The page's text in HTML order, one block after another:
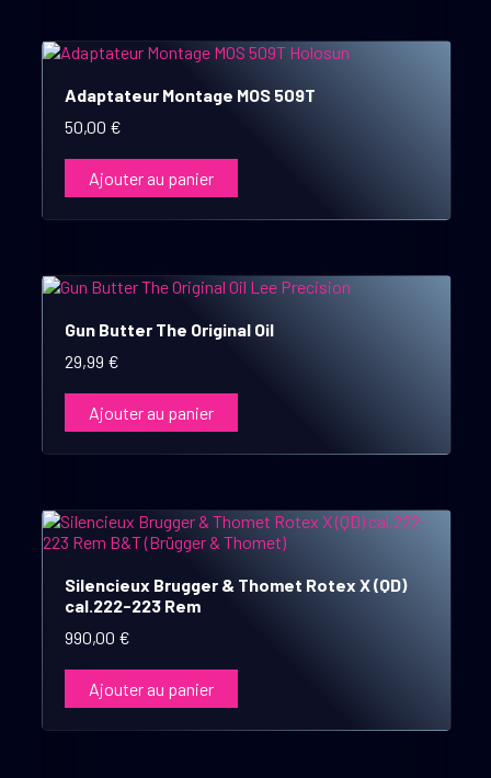
Adaptateur Montage MOS 509T
50,00 €
Ajouter au panier
Gun Butter The Original Oil
29,99 €
Ajouter au panier
Silencieux Brugger & Thomet Rotex X (QD)
cal.222-223 Rem
990,00 €
Ajouter au panier